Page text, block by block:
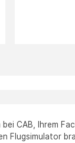
CAB, Ihrem
Flugsimulator